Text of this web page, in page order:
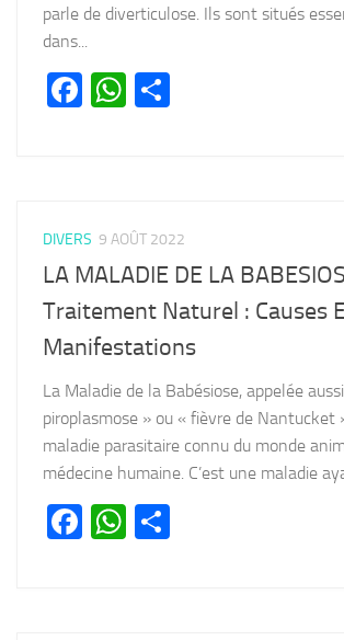
parle de diverticulose. Ils sont situés
dans...
Facebook
WhatsApp
DIVERS 9 AOÛT 2022
LA MALADIE DE LA
Traitement Naturel : Causes
Manifestations
La Maladie de la Babésiose, appelée
piroplasmose » ou « fièvre de Nantucket
maladie parasitaire connu du monde
médecine humaine. C’est une maladie
Facebook
WhatsApp